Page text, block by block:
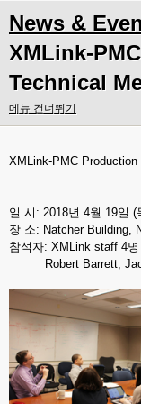
News &
XMLink-
Technical
메뉴 건너뛰기
XMLink-PMC
일 시: 2018년 4월 19일
장 소: Natcher Building,
참석자: XMLink staff 4명
Robert Barrett, Jack